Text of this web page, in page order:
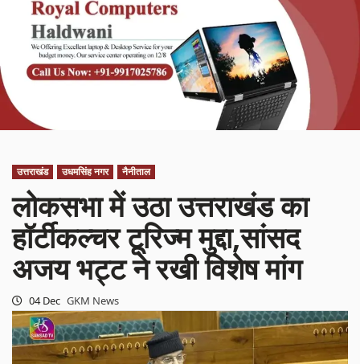
उत्तराखंड उधमसिंह नगर नैनीताल
लोकसभा में उठा उत्तराखंड का
हॉर्टीकल्चर टूरिज्म मुद्दा,सांसद
अजय भट्ट ने रखी विशेष मांग
04 Dec GKM News